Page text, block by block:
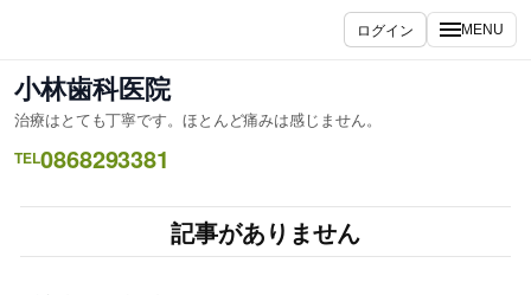
ス
キ
ッ
ログイン MENU
小林歯科医院
治療はとても丁寧です。ほとんど痛みは感じません。
TEL0868293381
記事がありません